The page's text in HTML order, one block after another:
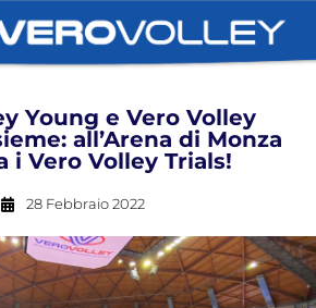
Young e Vero Volley
all’Arena di Monza
i Vero Volley Trials!
28 Febbraio 2022